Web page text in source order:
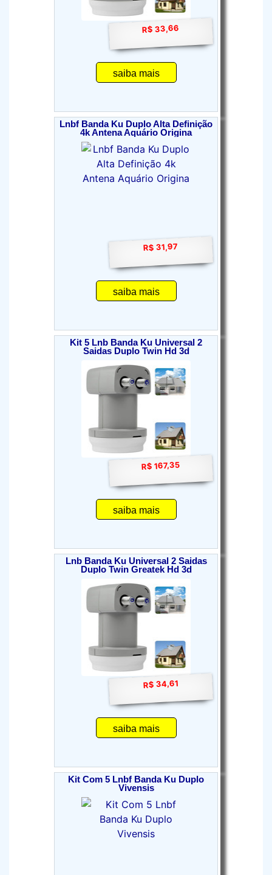
R$ 33,66
saiba mais
Lnbf Banda Ku Duplo Alta Definição
4k Antena Aquário Origina
R$ 31,97
saiba mais
Kit 5 Lnb Banda Ku Universal 2
Saidas Duplo Twin Hd 3d
R$ 167,35
saiba mais
Lnb Banda Ku Universal 2 Saidas
Duplo Twin Greatek Hd 3d
R$ 34,61
saiba mais
Kit Com 5 Lnbf Banda Ku Duplo
Vivensis